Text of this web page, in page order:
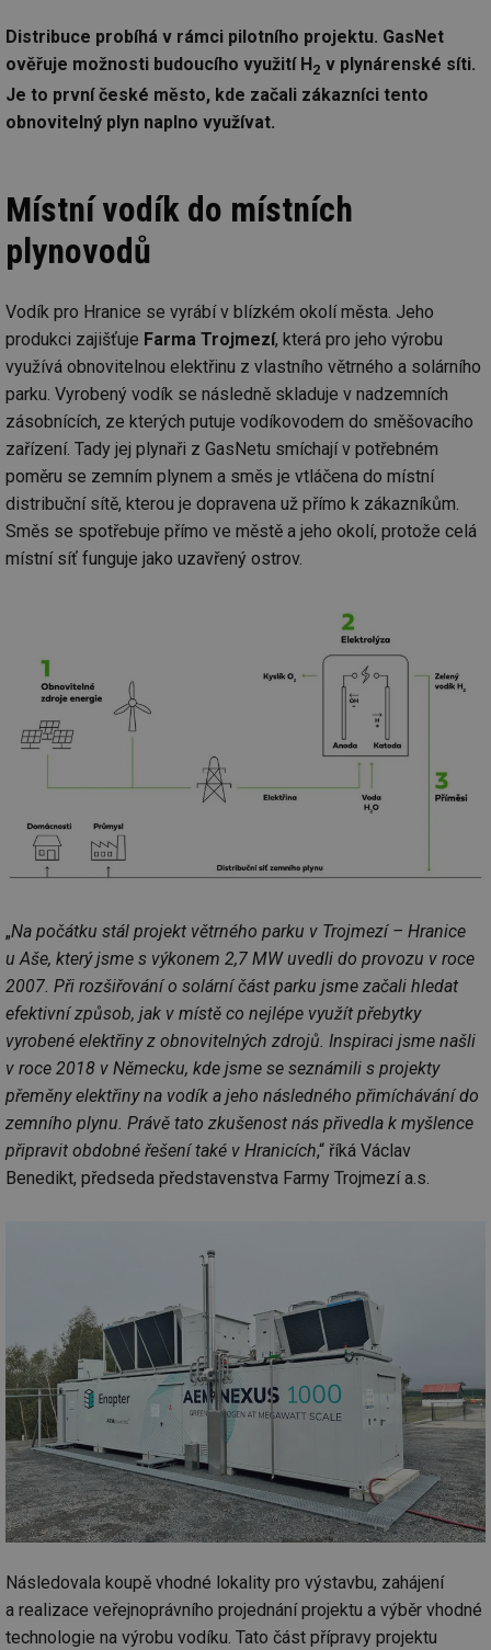
Distribuce probíhá v rámci pilotního projektu. GasNet
ověřuje možnosti budoucího využití H2 v plynárenské síti.
Je to první české město, kde začali zákazníci tento
obnovitelný plyn naplno využívat.
Místní vodík do místních
plynovodů
Vodík pro Hranice se vyrábí v blízkém okolí města. Jeho
produkci zajišťuje Farma Trojmezí, která pro jeho výrobu
využívá obnovitelnou elektřinu z vlastního větrného a solárního
parku. Vyrobený vodík se následně skladuje v nadzemních
zásobnících, ze kterých putuje vodíkovodem do směšovacího
zařízení. Tady jej plynaři z GasNetu smíchají v potřebném
poměru se zemním plynem a směs je vtláčena do místní
distribuční sítě, kterou je dopravena už přímo k zákazníkům.
Směs se spotřebuje přímo ve městě a jeho okolí, protože celá
místní síť funguje jako uzavřený ostrov.
„Na počátku stál projekt větrného parku v Trojmezí – Hranice
u Aše, který jsme s výkonem 2,7 MW uvedli do provozu v roce
2007. Při rozšiřování o solární část parku jsme začali hledat
efektivní způsob, jak v místě co nejlépe využít přebytky
vyrobené elektřiny z obnovitelných zdrojů. Inspiraci jsme našli
v roce 2018 v Německu, kde jsme se seznámili s projekty
přeměny elektřiny na vodík a jeho následného přimíchávání do
zemního plynu. Právě tato zkušenost nás přivedla k myšlence
připravit obdobné řešení také v Hranicích,“ říká Václav
Benedikt, předseda představenstva Farmy Trojmezí a.s.
Následovala koupě vhodné lokality pro výstavbu, zahájení
a realizace veřejnoprávního projednání projektu a výběr vhodné
technologie na výrobu vodíku. Tato část přípravy projektu